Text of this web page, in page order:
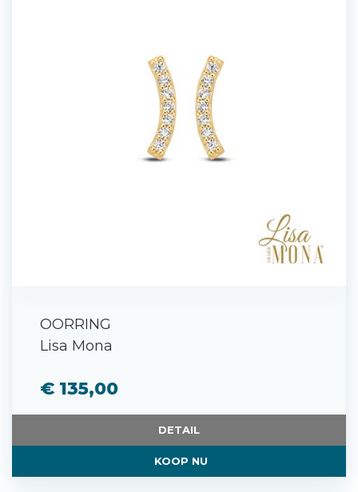
OORRING
Lisa Mona
€ 135,00
DETAIL
KOOP NU